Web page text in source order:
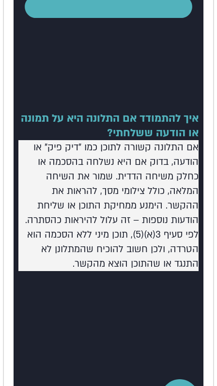
איך להתמודד אם התלונה היא על תמונה
או הודעה ששלחתי?
אם התלונה קשורה לתוכן כמו "דיק פיק" או
הודעה, בדוק אם היא נשלחה בהסכמה או
כחלק משיחה הדדית. שמור את השיחה
המלאה, כולל צילומי מסך, להראות את
ההקשר. הימנע ממחיקת התוכן או שליחת
הודעות נוספות – זה עלול להיראות כהסתרה.
לפי סעיף 3(א)(5), תוכן מיני ללא הסכמה הוא
הטרדה, ולכן חשוב להוכיח שהמתלונן לא
התנגד או שהתוכן הוצא מהקשר.